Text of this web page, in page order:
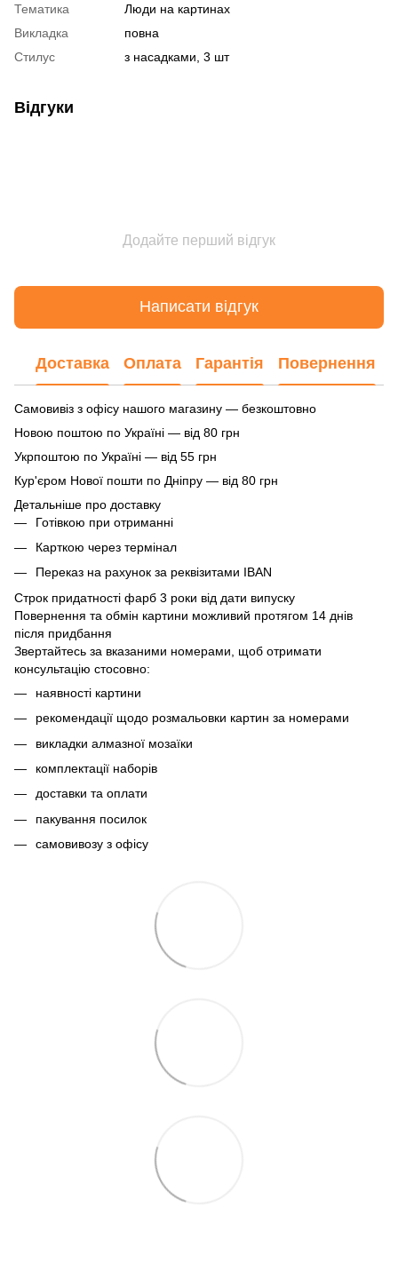
Тематика
Люди на картинах
Викладка
повна
Стилус
з насадками, 3 шт
Відгуки
Додайте перший відгук
Написати відгук
Доставка Оплата Гарантія Повернення
Самовивіз з офісу нашого магазину — безкоштовно
Новою поштою по Україні — від 80 грн
Укрпоштою по Україні — від 55 грн
Кур'єром Нової пошти по Дніпру — від 80 грн
Детальніше про доставку
Готівкою при отриманні
Карткою через термінал
Переказ на рахунок за реквізитами IBAN
Строк придатності фарб 3 роки від дати випуску
Повернення та обмін картини можливий протягом 14 днів
після придбання
Звертайтесь за вказаними номерами, щоб отримати
консультацію стосовно:
наявності картини
рекомендації щодо розмальовки картин за номерами
викладки алмазної мозаїки
комплектації наборів
доставки та оплати
пакування посилок
самовивозу з офісу